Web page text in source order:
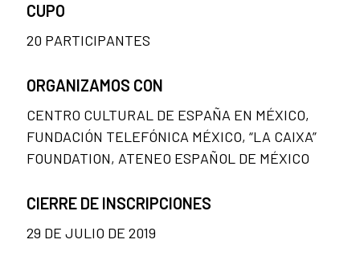
CUPO
20 PARTICIPANTES
ORGANIZAMOS CON
CENTRO CULTURAL DE ESPAÑA EN MÉXICO,
FUNDACIÓN TELEFÓNICA MÉXICO, “LA CAIXA”
FOUNDATION, ATENEO ESPAÑOL DE MÉXICO
CIERRE DE INSCRIPCIONES
29 DE JULIO DE 2019